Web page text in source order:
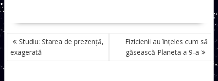
NAVIGARE
ÎN
ARTICOLE
Studiu: Starea de prezență,
exagerată
Fizicienii au înțeles cum să
găsească Planeta a 9-a